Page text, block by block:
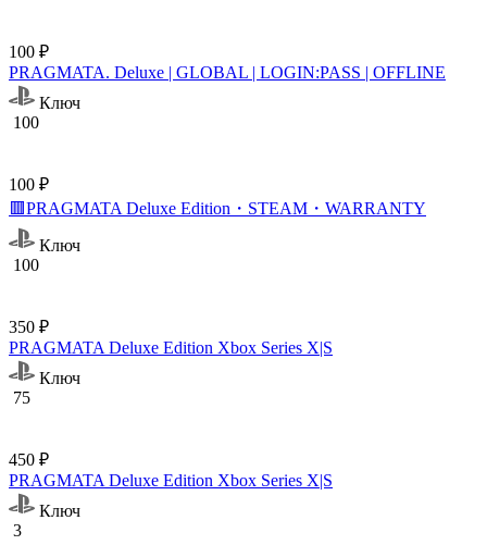
100 ₽
PRAGMATA. Deluxe | GLOBAL | LOGIN:PASS | OFFLINE
Ключ
100
100 ₽
🟥PRAGMATA Deluxe Edition・STEAM・WARRANTY
Ключ
100
350 ₽
PRAGMATA Deluxe Edition Xbox Series X|S
Ключ
75
450 ₽
PRAGMATA Deluxe Edition Xbox Series X|S
Ключ
3